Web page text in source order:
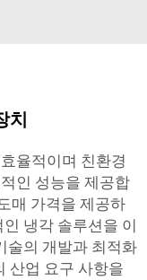
치
율적이며 친환경
인 성능을 제공합
매 가격을 제공하
냉각 솔루션을 이
술의 개발과 최적화
산업 요구 사항을